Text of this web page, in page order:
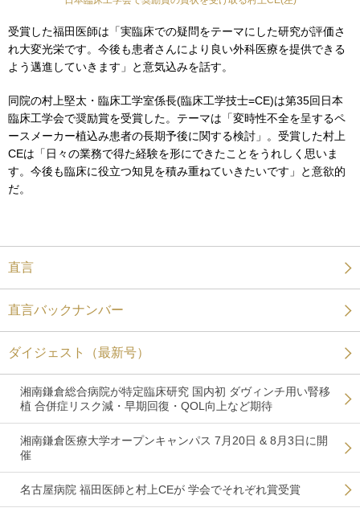
受賞した福田医師は「実臨床での疑問をテーマにした研究が評価さ
れ大変光栄です。今後も患者さんにより良い外科医療を提供できる
よう邁進していきます」と意気込みを話す。
同院の村上堅太・臨床工学室係長(臨床工学技士=CE)は第35回日本
臨床工学会で奨励賞を受賞した。テーマは「変時性不全を呈するペ
ースメーカー植込み患者の長期予後に関する検討」。受賞した村上
CEは「日々の業務で得た経験を形にできたことをうれしく思いま
す。今後も臨床に役立つ知見を積み重ねていきたいです」と意欲的
だ。
直言
直言バックナンバー
ダイジェスト（最新号）
湘南鎌倉総合病院が特定臨床研究 国内初 ダヴィンチ用い腎移
植 合併症リスク減・早期回復・QOL向上など期待
湘南鎌倉医療大学オープンキャンパス 7月20日 & 8月3日に開
催
名古屋病院 福田医師と村上CEが 学会でそれぞれ賞受賞